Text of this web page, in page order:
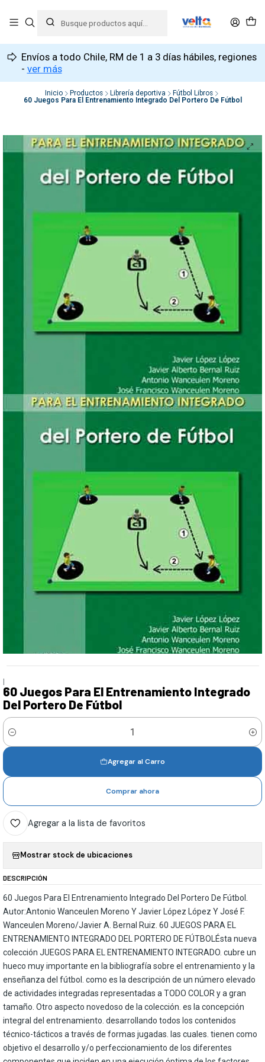
Envíos a todo Chile, RM de 1 a 3 días hábiles, regiones
- ver más
Inicio Productos Librería deportiva
Fútbol Libros
60 Juegos Para El Entrenamiento Integrado Del Portero De Fútbol
|
60 Juegos Para El Entrenamiento Integrado
Del Portero De Fútbol
Cantidad
Agregar al Carro
Comprar ahora
Agregar a la lista de favoritos
Mostrar stock de ubicaciones
DESCRIPCIÓN
60 Juegos Para El Entrenamiento Integrado Del Portero De Fútbol.
Autor:Antonio Wanceulen Moreno Y Javier López López Y José F.
Wanceulen Moreno/Javier A. Bernal Ruiz. 60 JUEGOS PARA EL
ENTRENAMIENTO INTEGRADO DEL PORTERO DE FÚTBOLÉsta nueva
colección JUEGOS PARA EL ENTRENAMIENTO INTEGRADO. cubre un
hueco muy importante en la bibliografía sobre el entrenamiento y la
enseñanza del fútbol. como es la descripción de un número elevado
de actividades integradas representadas a TODO COLOR y a gran
tamaño. Otro aspecto novedoso de la colección. es la concepción
integral del entrenamiento. desarrollando todos los contenidos
técnico-tácticos a través de formas jugadas. las cuales. tienen como
objetivo el desarrollo y/o perfeccionamiento de los diferentes